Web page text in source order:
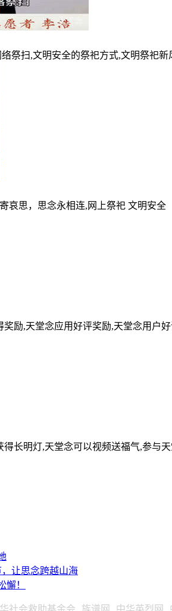
祭扫,文明安全的祭祀方式,文明祭祀
哀思，思念永相连,网上祭祀 文明安全
励,天堂念应用好评奖励,天堂念用户
长明灯,天堂念可以视频送福气,参与
让思念跨越山海
懈！
社会救助基金会 族谱网 中华英烈网